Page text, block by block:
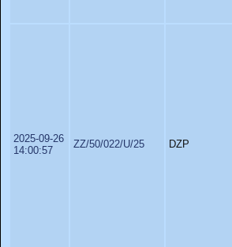
2025-09-26
14:00:57
ZZ/50/022/U/25 DZP